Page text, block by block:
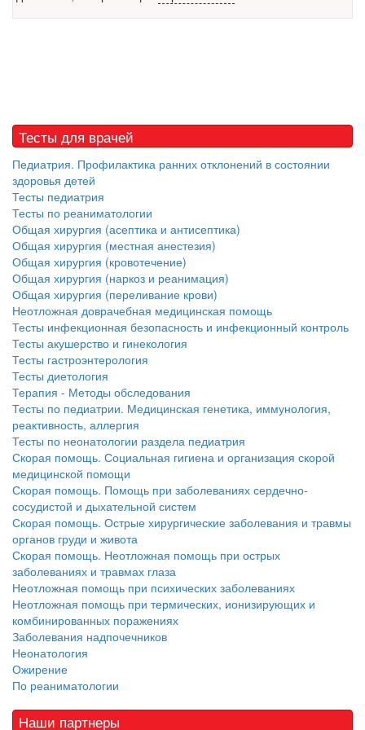
роста сопутствующих
Закон о праве родителей находиться с детьми в
реанимации внесен в Госдуму
Соответствующий
законопроект внесен в
палату на
рассмотрение. Суть его
заключается в
нахождении одного из
бесплатно, в течении всего срока лечения...
Тесты для врачей
Педиатрия. Профилактика ранних отклонений в состоянии
здоровья детей
Тесты педиатрия
Тесты по реаниматологии
Общая хирургия (асептика и антисептика)
Общая хирургия (местная анестезия)
Общая хирургия (кровотечение)
Общая хирургия (наркоз и реанимация)
Общая хирургия (переливание крови)
Неотложная доврачебная медицинская помощь
Тесты инфекционная безопасность и инфекционный контроль
Тесты акушерство и гинекология
Тесты гастроэнтерология
Тесты диетология
Терапия - Методы обследования
Тесты по педиатрии. Медицинская генетика, иммунология,
реактивность, аллергия
Тесты по неонатологии раздела педиатрия
Скорая помощь. Социальная гигиена и организация скорой
медицинской помощи
Скорая помощь. Помощь при заболеваниях сердечно-
сосудистой и дыхательной систем
Скорая помощь. Острые хирургические заболевания и травмы
органов груди и живота
Скорая помощь. Неотложная помощь при острых
заболеваниях и травмах глаза
Неотложная помощь при психических заболеваниях
Неотложная помощь при термических, ионизирующих и
комбинированных поражениях
Заболевания надпочечников
Неонатология
Ожирение
По реаниматологии
Наши партнеры